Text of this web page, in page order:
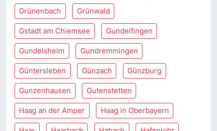
Grünenbach Grünwald
Gstadt am Chiemsee Gundelfingen
Gundelsheim Gundremmingen
Güntersleben Günzach Günzburg
Gunzenhausen Gutenstetten
Haag an der Amper Haag in Oberbayern